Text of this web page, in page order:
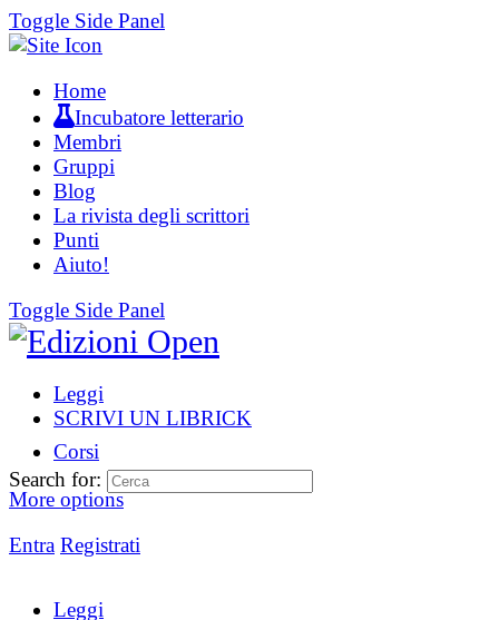
Toggle Side Panel
Home
Incubatore letterario
Membri
Gruppi
Blog
La rivista degli scrittori
Punti
Aiuto!
Toggle Side Panel
Leggi
SCRIVI UN LIBRICK
Corsi
More options
Entra Registrati
Search for:
Leggi